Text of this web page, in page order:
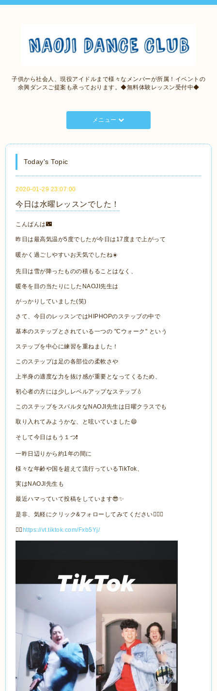
子供から社会人、現役アイドルまで様々なメンバーが所属！イベントの
余興ダンスご提案も承っております。◆無料体験レッスン受付中◆
メニュー
Today's Topic
2020-01-29 23:07:00
今日は水曜レッスンでした！
こんばんは🌃
昨日は最高気温が5度でしたが今日は17度まで上がって
暖かく過ごしやすいお天気でしたね☀️
先日は雪が降ったものの積もることはなく、
暖冬を目の当たりにしたNAOJI先生は
がっかりしていました(笑)
さて、今日のレッスンではHIPHOPのステップの中で
基本のステップとされている一つの "Cウォーク" という
ステップを中心に練習を重ねました！
このステップは足の各部位の柔軟さや
上半身の適度な力を抜け感が重要となってくるため、
初心者の方には少しレベルアップなステップ💧
このステップをスパルタなNAOJI先生は日曜クラスでも
取り入れてみようかな、と呟いていました😄
そして今日はもう１つ❗️
一昨日辺りから約1年の間に
様々な年齢や国を超えて流行っているTikTok、
実はNAOJI先生も
最近ハマっていて投稿をしています😎✨
是非、気軽にクリック&フォローしてみてください💁🏻‍♂️
👉🏼 https://vt.tiktok.com/Fxb5Yj/